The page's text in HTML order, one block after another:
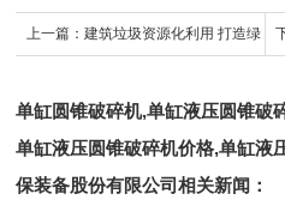
上一篇： 建筑垃圾资源化利用 打造绿
单缸圆锥破碎机,单缸液压圆锥破
单缸液压圆锥破碎机价格,单缸液
保装备股份有限公司相关新闻：